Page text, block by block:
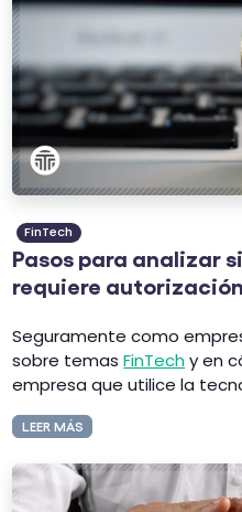
FinTech
Pasos para analizar
requiere
Seguramente como
sobre temasFinTechy en
empresa que utilice la
LEER MÁS